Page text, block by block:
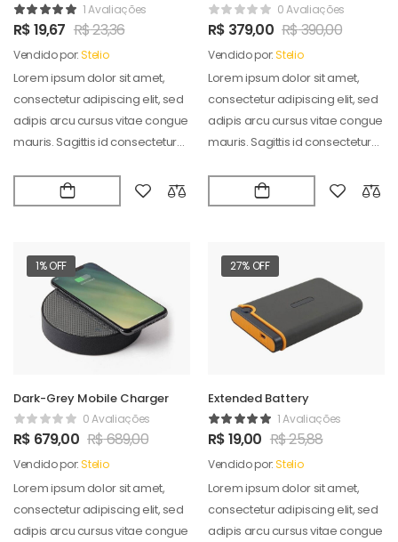
1 Avaliações
R$19,67 R$23,36
Vendido por:Stelio
Lorem ipsum dolor sit amet,
consectetur adipiscing elit, sed
adipis arcu cursus vitae congue
mauris. Sagittis id consectetur
0 Avaliações
R$ 379,00 R$390,00
Vendido por:Stelio
Lorem ipsum dolor sit amet,
consectetur adipiscing elit, sed
adipis arcu cursus vitae congue
mauris. Sagittis id consectetur
1% OFF
Dark-Grey Mobile Charger
0 Avaliações
R$ 679,00 R$689,00
Vendido por:Stelio
Lorem ipsum dolor sit amet,
consectetur adipiscing elit, sed
adipis arcu cursus vitae congue
27% OFF
Extended Battery
1 Avaliações
R$19,00 R$25,88
Vendido por:Stelio
Lorem ipsum dolor sit amet,
consectetur adipiscing elit, sed
adipis arcu cursus vitae congue